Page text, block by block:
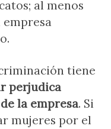
al menos
empresa
tiene
perjudica
la empresa. Si
mujeres por el